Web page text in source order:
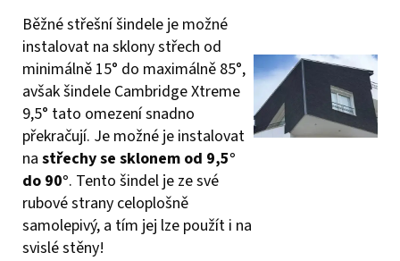
Běžné střešní šindele je možné
instalovat na sklony střech od
minimálně 15° do maximálně 85°,
avšak šindele Cambridge Xtreme
9,5° tato omezení snadno
překračují. Je možné je instalovat
na střechy se sklonem od 9,5°
do 90°. Tento šindel je ze své
rubové strany celoplošně
samolepivý, a tím jej lze použít i na
svislé stěny!